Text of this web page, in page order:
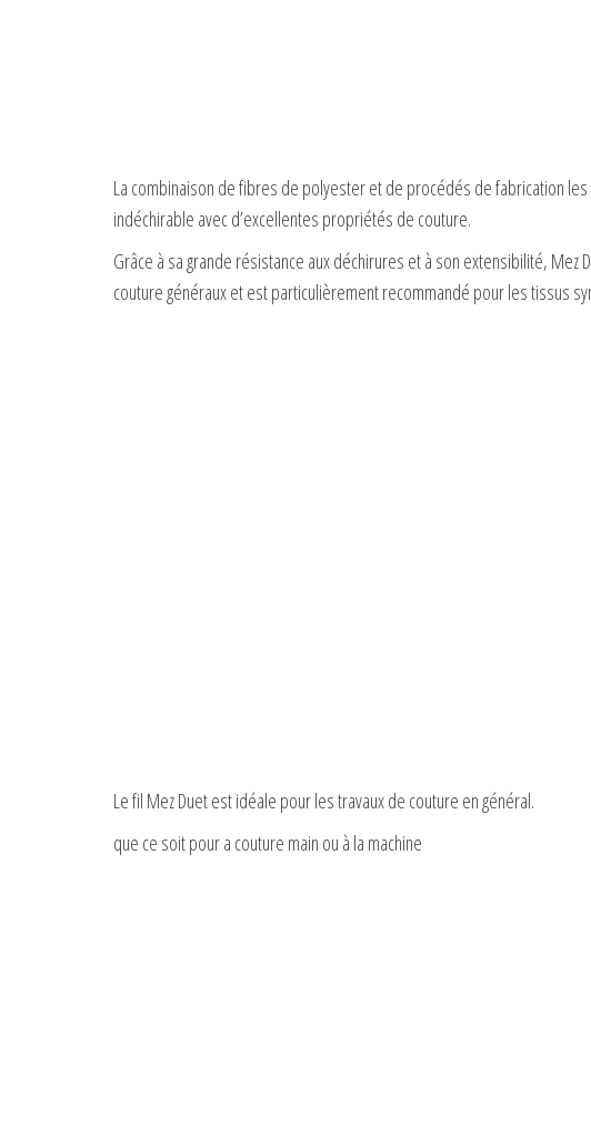
La combinaison de fibres de polyester et de procédés de fabrication
indéchirable avec d’excellentes propriétés de couture.
Grâce à sa grande résistance aux déchirures et à son extensibilité,
couture généraux et est particulièrement recommandé pour les tissus
Le fil Mez Duet est idéale pour les travaux de couture en général.
que ce soit pour a couture main ou à la machine